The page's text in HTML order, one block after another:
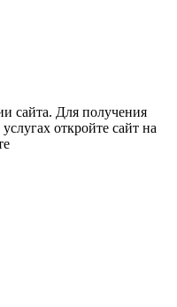
сайта. Для получения
откройте сайт на